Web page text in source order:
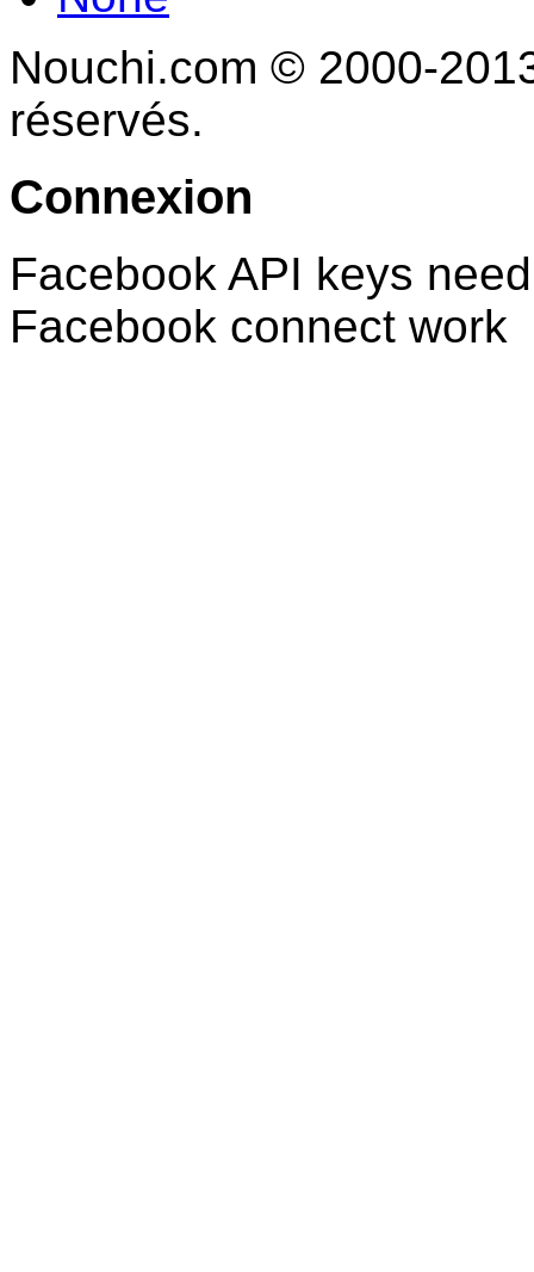
Nouchi.com © 2000-
réservés.
Connexion
Facebook API keys
Facebook connect work